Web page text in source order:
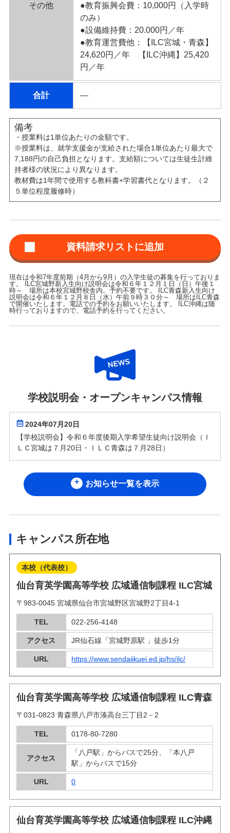
その他
●教育振興会費：10,000円（入学時
のみ）
●設備維持費：20.000円／年
●教育運営費他：【ILC宮城・青森】
24,620円／年 【ILC沖縄】25,420
円／年
合計 ―
備考
・授業料は1単位あたりの金額です。
※授業料は、就学支援金が支給された場合1単位あたり最大で
7,188円の自己負担となります。支給額については生徒生計維
持者様の状況により異なります。
教材費は1年間で使用する教科書+学習書代となります。（２
５単位程度履修時）
現在は令和7年度前期（4月から9月）の入学生徒の募集を行っておりま
す。 ILC宮城野新入生向け説明会は令和６年１２月１日（日）午後１
時～ 場所は本校宮城野校舎内。予約不要です。 ILC青森新入生向け
説明会は令和６年１２月８日（水）午前９時３０分～ 場所はILC青森
で開催いたします。電話での予約をお願いいたします。 ILC沖縄は随
時行っておりますので、電話予約を行ってください。
学校説明会・オープンキャンパス情報
2024年07月20日
【学校説明会】令和６年度後期入学希望生徒向け説明会（Ｉ
ＬＣ宮城は７月20日・ＩＬＣ青森は７月28日）
お知らせ一覧を表示
キャンパス所在地
本校（代表校）
仙台育英学園高等学校 広域通信制課程 ILC宮城
〒983-0045 宮城県仙台市宮城野区宮城野2丁目4-1
TEL 022-256-4148
アクセス JR仙石線「宮城野原駅 」徒歩1分
URL https://www.sendaiikuei.ed.jp/hs/ilc/
仙台育英学園高等学校 広域通信制課程 ILC青森
〒031-0823 青森県八戸市湊高台三丁目2－2
TEL 0178-80-7280
アクセス
「八戸駅」からバスで25分、「本八戸
駅」からバスで15分
URL 0
仙台育英学園高等学校 広域通信制課程 ILC沖縄